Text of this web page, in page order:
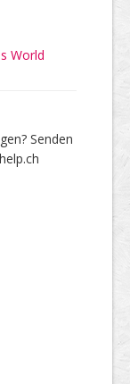
World
Senden